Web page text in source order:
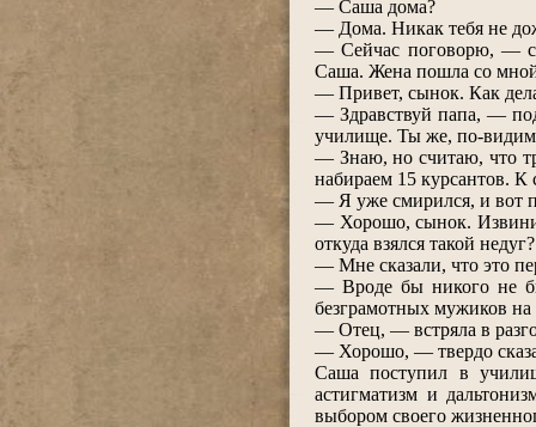
― Саша дома?
― Дома. Никак тебя не
― Сейчас поговорю, ―
Саша. Жена пошла со
― Привет, сынок. Как
― Здравствуй папа, ―
училище. Ты же, по-
― Знаю, но считаю, что
набираем 15 курсантов. К
― Я уже смирился, и вот
― Хорошо, сынок.
откуда взялся такой недуг?
― Мне сказали, что это
― Вроде бы никого не
безграмотных мужиков на
― Отец, ― встряла в
― Хорошо, ― твердо
Саша поступил в
астигматизм и
выбором своего